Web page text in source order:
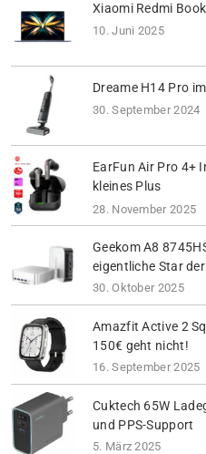
Xiaomi Redmi
10. Juni 2025
Dreame H14 Pro
30. September 2024
EarFun Air Pro 4+
kleines Plus
28. November 2025
Geekom A8
eigentliche Star
30. Oktober 2025
Amazfit Active 2
150€ geht nicht!
16. September 2025
Cuktech 65W
und PPS-Support
5. März 2025